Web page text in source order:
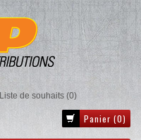
Liste de souhaits (0)
Panier (0)